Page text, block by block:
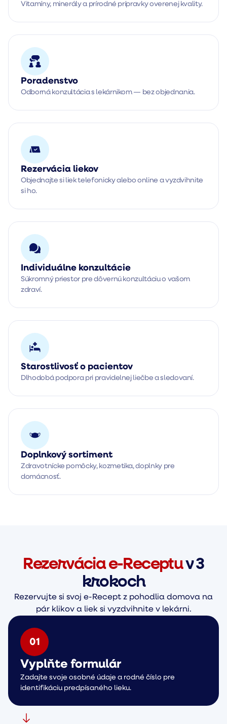
Vitamíny, minerály a prírodné prípravky overenej kvality.
Poradenstvo
Odborná konzultácia s lekárnikom — bez objednania.
Rezervácia liekov
Objednajte si liek telefonicky alebo online a vyzdvihnite
si ho.
Individuálne konzultácie
Súkromný priestor pre dôvernú konzultáciu o vašom
zdraví.
Starostlivosť o pacientov
Dlhodobá podpora pri pravidelnej liečbe a sledovaní.
Doplnkový sortiment
Zdravotnícke pomôcky, kozmetika, doplnky pre
domácnosť.
Rezervácia e-Receptuv 3
krokoch
Rezervujte si svoj e-Recept z pohodlia domova na
pár klikov a liek si vyzdvihnite v lekárni.
01
Vyplňte formulár
Zadajte svoje osobné údaje a rodné číslo pre
identifikáciu predpísaného lieku.